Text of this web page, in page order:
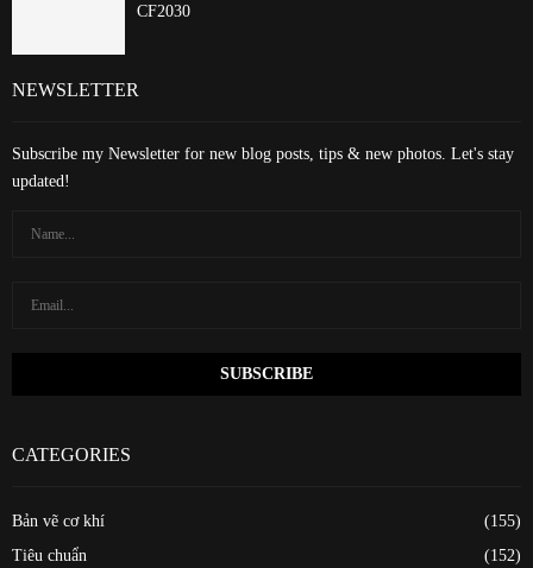
CF2030
NEWSLETTER
Subscribe my Newsletter for new blog posts, tips & new photos. Let's stay
updated!
CATEGORIES
Bản vẽ cơ khí
(155)
Tiêu chuẩn
(152)